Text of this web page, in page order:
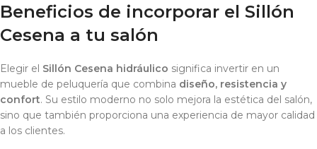
Beneficios de incorporar el Sillón
Cesena a tu salón
Elegir el Sillón Cesena hidráulico significa invertir en un
mueble de peluquería que combina diseño, resistencia y
confort. Su estilo moderno no solo mejora la estética del salón,
sino que también proporciona una experiencia de mayor calidad
a los clientes.